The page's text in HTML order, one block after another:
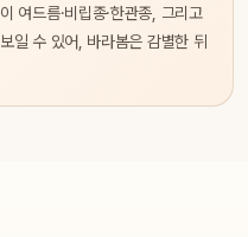
여드름·비립종·한관종, 그리고
일 수 있어, 바라봄은 감별한 뒤